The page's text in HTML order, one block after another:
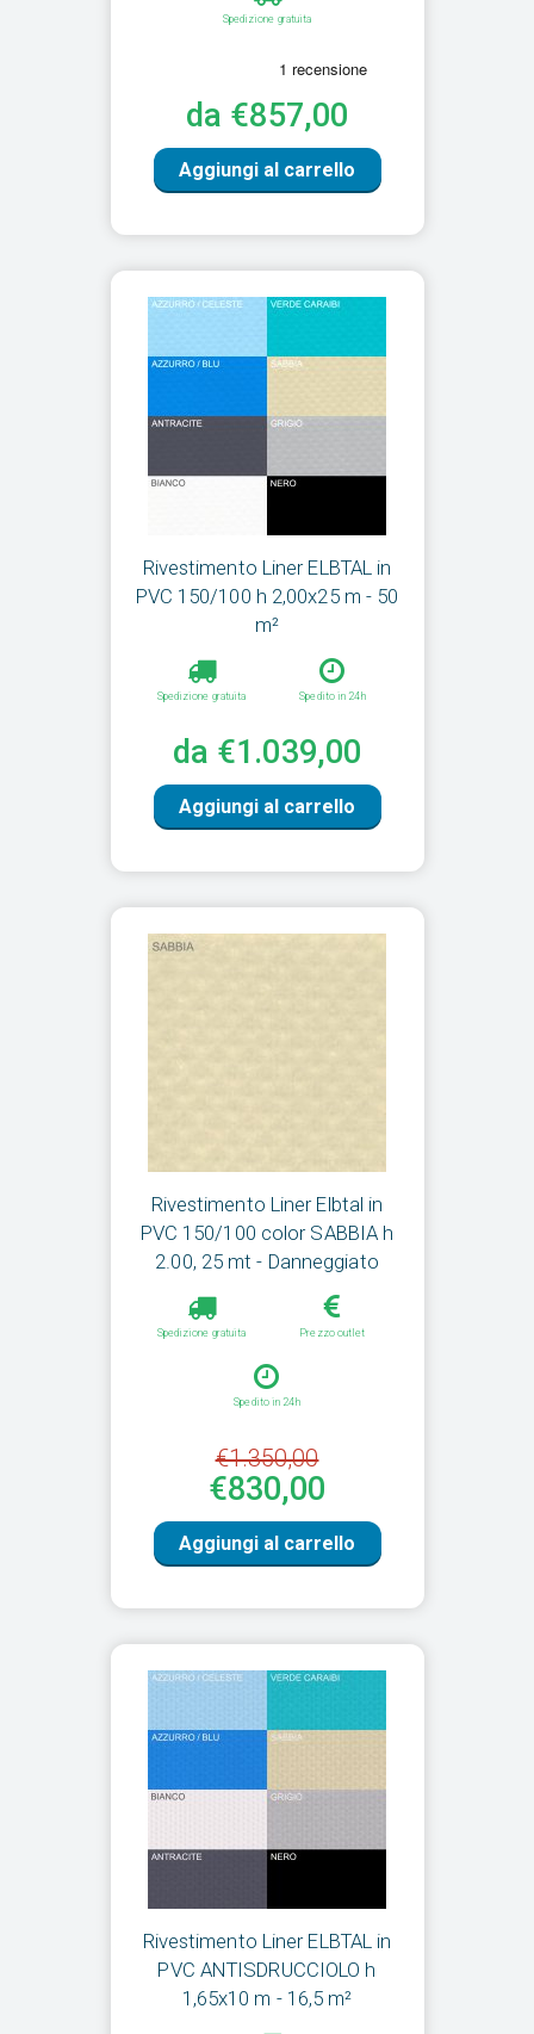
Spedizione gratuita
da €857,00
Aggiungi al carrello
Rivestimento Liner ELBTAL in
PVC 150/100 h 2,00x25 m - 50
m²
Spedizione gratuita Spedito in 24h
da €1.039,00
Aggiungi al carrello
Rivestimento Liner Elbtal in
PVC 150/100 color SABBIA h
2.00, 25 mt - Danneggiato
Spedizione gratuita Prezzo outlet
Spedito in 24h
€1.350,00
€830,00
Aggiungi al carrello
Rivestimento Liner ELBTAL in
PVC ANTISDRUCCIOLO h
1,65x10 m - 16,5 m²